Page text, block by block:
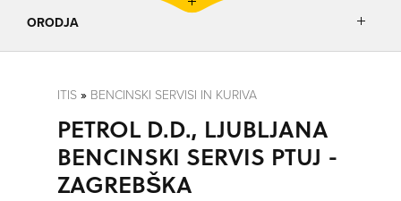
ISKANJE
ORODJA
POSLOVNE ENOTE
IZRIŠI POT
ITIS » BENCINSKI SERVISI IN KURIVA
PETROL D.D., LJUBLJANA
BENCINSKI SERVIS PTUJ -
ZAGREBŠKA